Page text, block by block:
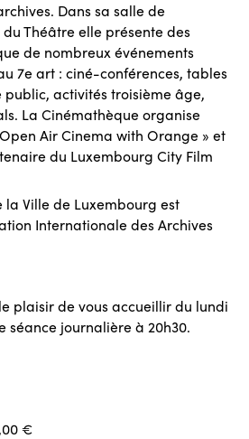
Dans sa salle de
Théâtre elle présente des
de nombreux événements
7e art : ciné-conférences, tables
public, activités troisième âge,
La Cinémathèque organise
Air Cinema with Orange » et
du Luxembourg City Film
Ville de Luxembourg est
Internationale des Archives
plaisir de vous accueillir du lundi
séance journalière à 20h30.
€